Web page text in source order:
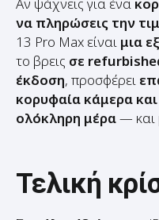
13 Pro Max είναιμια
το βρειςσε
έκδοση, προσφέρει
κορυφαία κάμερα
ολόκληρη μέρα— και
Σεμόλις 48 ώρες , το